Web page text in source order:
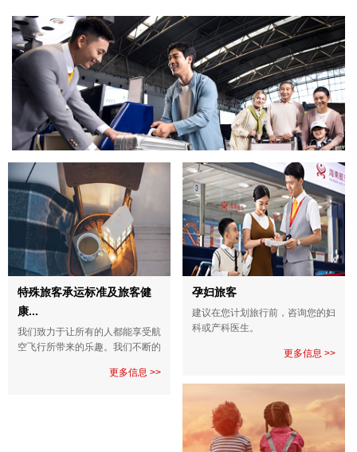
特殊旅客承运标准及旅客健
康...
我们致力于让所有的人都能享受航
空飞行所带来的乐趣。我们不断的
更多信息 >>
孕妇旅客
建议在您计划旅行前，咨询您的妇
科或产科医生。
更多信息 >>